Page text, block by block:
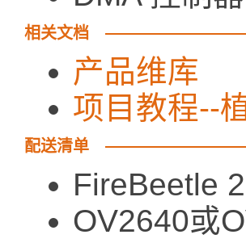
相关文档
产品维库
项目教程--
配送清单
FireBeetle
OV2640或